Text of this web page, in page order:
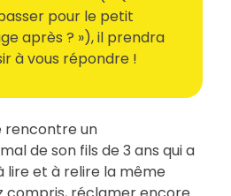
pour le petit
après ? »), il prendra
à vous répondre !
rencontre un
de son fils de 3 ans qui a
lire et à relire la même